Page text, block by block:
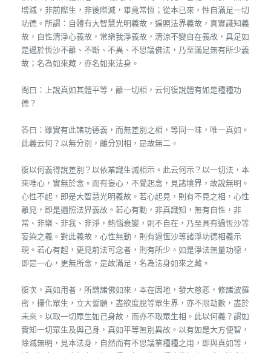
增減，非前際生，非後際滅，畢竟常恆；從本已來，性自滿足一切
功德。所謂：自體有大智慧光明義故，遍照法界義故，真實識知義
故，自性清淨心義故，常樂我淨義故，清涼不變自在義故，具足如
是過於恆沙不離、不斷、不異、不思議佛法，乃至滿足無有所少義
故；名為如來藏，亦名如來法身。
問曰：上說真如其體平等，離一切相，云何復說體有如是種種功
德？
答曰：雖實有此諸功德義，而無差別之相，等同一味，唯一真如。
此義云何？以無分別，離分別相，是故無二。
復以何義得說差別？以依業識生滅相示。此云何示？以一切法，本
來唯心，實無於念。而有妄心，不覺起念，見諸境界，故說無明。
心性不起，即是大智慧光明義故。若心起見，則有不見之相，心性
離見，即是遍照法界義故。若心有動，非真識知，無有自性，非
常、非樂、非我、非淨，熱惱衰變，則不自在，乃至具有過恆沙等
妄染之義。對此義故，心性無動，則有過恆沙等諸淨功德相義示
現。若心有起，更見前法可念者，則有所少。如是淨法無量功德，
即是一心，更無所念，是故滿足，名為法身如來之藏。
復次，真如用者，所謂諸佛如來，本在因地，發大慈悲，修諸波羅
密，攝化眾生，立大誓願，盡欲度脫等眾生界，亦不限劫數，盡於
未來。以取一切眾生如己身故，而亦不取眾生相。此以何義？謂如
實知一切眾生及與己身，真如平等無別異故。以有如是大方便智，
除滅無明，見本法身，自然而有不思議業種種之用，即與真如等，